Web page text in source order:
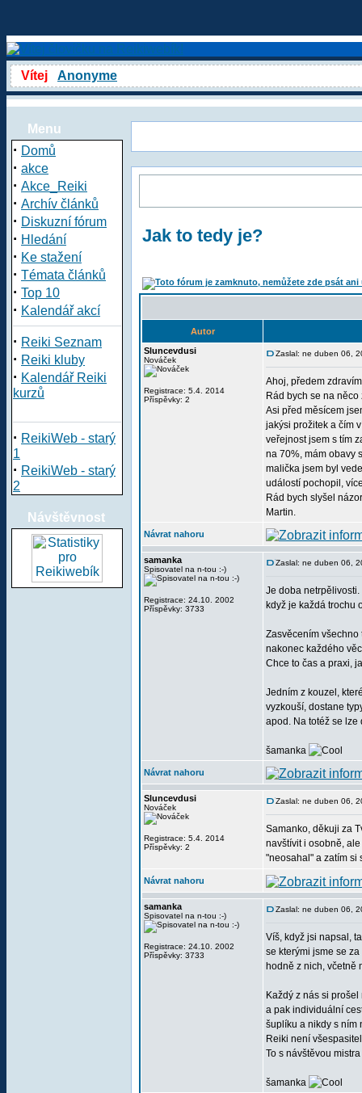
Vítej Anonyme
Menu
· Domů
· akce
· Akce_Reiki
· Archív článků
· Diskuzní fórum
· Hledání
· Ke stažení
· Témata článků
· Top 10
· Kalendář akcí
· Reiki Seznam
· Reiki kluby
· Kalendář Reiki
kurzů
· ReikiWeb - starý
1
· ReikiWeb - starý
2
Návštěvnost
Jak to tedy je?
Autor
Sluncevdusi
Nováček
Registrace: 5.4. 2014
Příspěvky: 2
Zaslal: ne duben 06,
Ahoj, předem
Rád bych se na
Asi před měsícem
jakýsi prožitek a čím
veřejnost jsem s tím
na 70%, mám obavy
malička jsem byl
událostí pochopil,
Rád bych slyšel
Martin.
Návrat nahoru
samanka
Spisovatel na n-tou :-)
Registrace: 24.10. 2002
Příspěvky: 3733
Zaslal: ne duben 06,
Je doba
když je každá trochu
Zasvěcením všechno
nakonec každého
Chce to čas a praxi,
Jedním z kouzel,
vyzkouší, dostane
apod. Na totéž se
šamanka
Návrat nahoru
Sluncevdusi
Nováček
Registrace: 5.4. 2014
Příspěvky: 2
Zaslal: ne duben 06,
Samanko, děkuji za
navštívit i osobně,
"neosahal" a zatím si
Návrat nahoru
samanka
Spisovatel na n-tou :-)
Registrace: 24.10. 2002
Příspěvky: 3733
Zaslal: ne duben 06,
Víš, když jsi napsal,
se kterými jsme se
hodně z nich, včetně
Každý z nás si
a pak individuální
šuplíku a nikdy s ním
Reiki není
To s návštěvou
šamanka